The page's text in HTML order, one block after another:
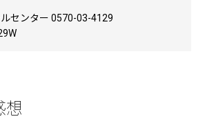
センター 0570-03-4129
想